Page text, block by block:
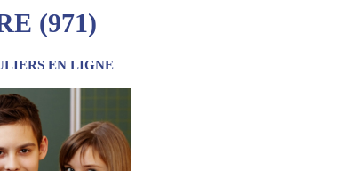
(971)
EN LIGNE